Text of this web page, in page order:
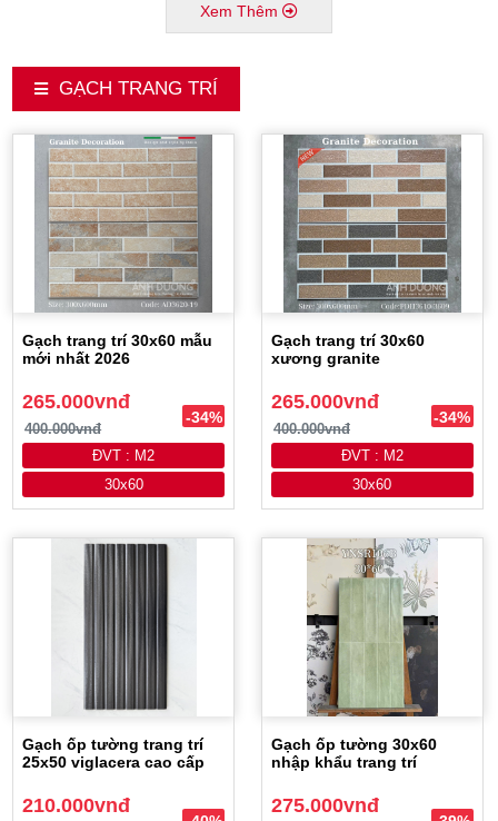
Xem Thêm
GẠCH TRANG TRÍ
Gạch trang trí 30x60 mẫu
mới nhất 2026
265.000vnđ
400.000vnđ
-34%
ĐVT : M2
30x60
Gạch trang trí 30x60
xương granite
265.000vnđ
400.000vnđ
-34%
ĐVT : M2
30x60
Gạch ốp tường trang trí
25x50 viglacera cao cấp
210.000vnđ
Gạch ốp tường 30x60
nhập khẩu trang trí
275.000vnđ